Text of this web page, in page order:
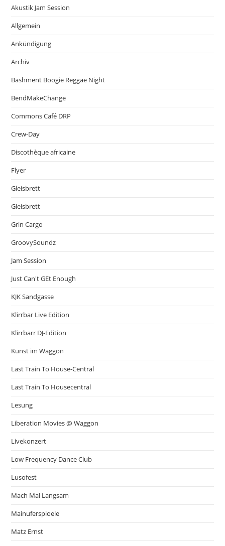
Akustik Jam Session
Allgemein
Ankündigung
Archiv
Bashment Boogie Reggae Night
BendMakeChange
Commons Café DRP
Crew-Day
Discothèque africaine
Flyer
Gleisbrett
Gleisbrett
Grin Cargo
GroovySoundz
Jam Session
Just Can't GEt Enough
KJK Sandgasse
Klirrbar Live Edition
Klirrbarr DJ-Edition
Kunst im Waggon
Last Train To House-Central
Last Train To Housecentral
Lesung
Liberation Movies @ Waggon
Livekonzert
Low Frequency Dance Club
Lusofest
Mach Mal Langsam
Mainuferspioele
Matz Ernst